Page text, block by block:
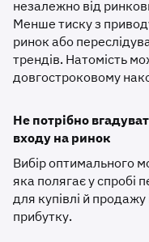
незалежно від
Менше тиску з
ринок або
трендів. Натомість
довгостроковому
Не потрібно
входу на ринок
Вибір оптимального
яка полягає у спробі
для купівлі й
прибутку.